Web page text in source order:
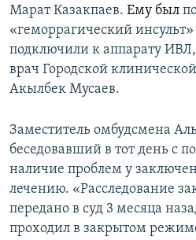
Марат Казакпаев. Ему был
«геморрагический инсульт»
подключили к аппарату ИВЛ,
врач Городской
Акылбек Мусаев.
Заместитель омбудсмена
беседовавший в тот день с
наличие проблем у
лечению. «Расследование
передано в суд 3 месяца
проходил в закрытом